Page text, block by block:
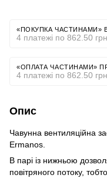
«ПОКУПКА ЧАСТИНАМИ»
4 платежі по 862.50 грн
«ОПЛАТА ЧАСТИНАМИ»
4 платежі по 862.50 грн
Опис
Чавунна вентиляційна
Ermanos.
В парі із нижньою
повітряного потоку,